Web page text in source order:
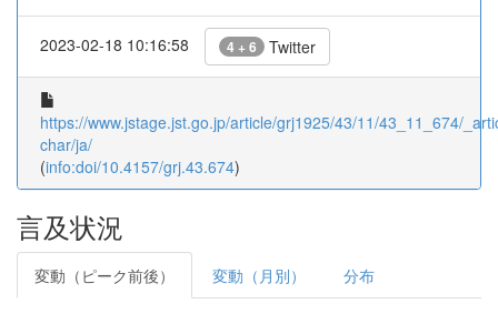
2023-02-18 10:16:58 4 + 6 Twitter
https://www.jstage.jst.go.jp/article/grj1925/43/11/43_11_674/
char/ja/
(info:doi/10.4157/grj.43.674)
言及状況
変動（ピーク前後） 変動（月別） 分布